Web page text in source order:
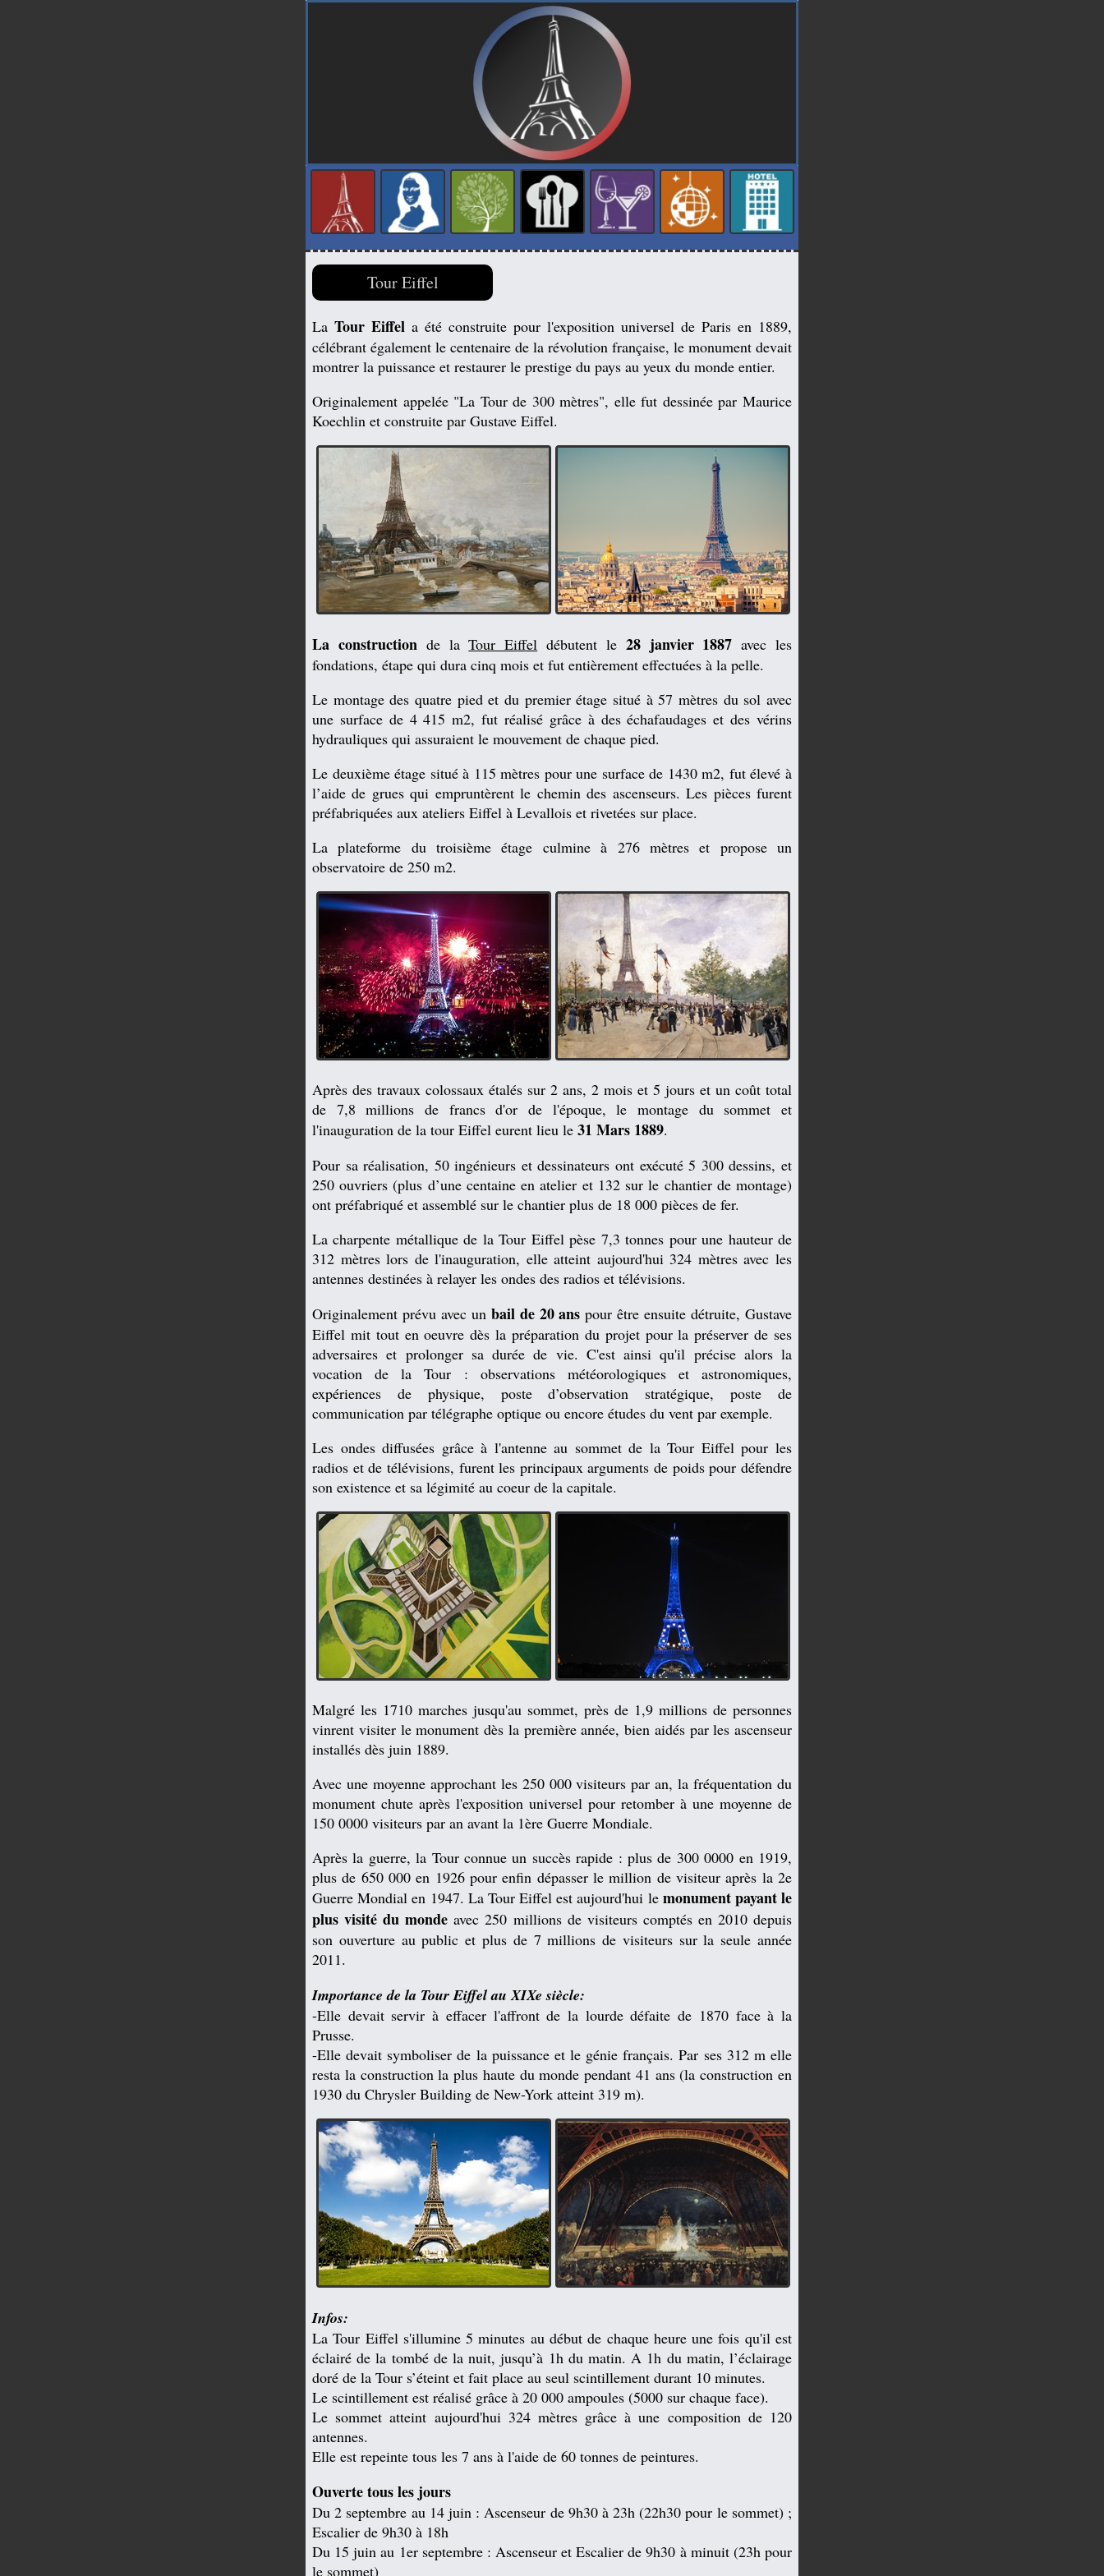
Tour Eiffel
La Tour Eiffel a été construite pour l'exposition universel de Paris en 1889,
célébrant également le centenaire de la révolution française, le monument devait
montrer la puissance et restaurer le prestige du pays au yeux du monde entier.
Originalement appelée "La Tour de 300 mètres", elle fut dessinée par Maurice
Koechlin et construite par Gustave Eiffel.
La constructionde laTour Eiffel débutent le 28 janvier 1887 avec les
fondations, étape qui dura cinq mois et fut entièrement effectuées à la pelle.
Le montage des quatre pied et du premier étage situé à 57 mètres du sol avec
une surface de 4 415 m2, fut réalisé grâce à des échafaudages et des vérins
hydrauliques qui assuraient le mouvement de chaque pied.
Le deuxième étage situé à 115 mètres pour une surface de 1430 m2, fut élevé à
l’aide de grues qui empruntèrent le chemin des ascenseurs. Les pièces furent
préfabriquées aux ateliers Eiffel à Levallois et rivetées sur place.
La plateforme du troisième étage culmine à 276 mètres et propose un
observatoire de 250 m2.
Après des travaux colossaux étalés sur 2 ans, 2 mois et 5 jours et un coût total
de 7,8 millions de francs d'or de l'époque, le montage du sommet et
l'inauguration de la tour Eiffel eurent lieu le 31 Mars 1889.
Pour sa réalisation, 50 ingénieurs et dessinateurs ont exécuté 5 300 dessins, et
250 ouvriers (plus d’une centaine en atelier et 132 sur le chantier de montage)
ont préfabriqué et assemblé sur le chantier plus de 18 000 pièces de fer.
La charpente métallique de la Tour Eiffel pèse 7,3 tonnes pour une hauteur de
312 mètres lors de l'inauguration, elle atteint aujourd'hui 324 mètres avec les
antennes destinées à relayer les ondes des radios et télévisions.
Originalement prévu avec un bail de 20 ans pour être ensuite détruite, Gustave
Eiffel mit tout en oeuvre dès la préparation du projet pour la préserver de ses
adversaires et prolonger sa durée de vie. C'est ainsi qu'il précise alors la
vocation de la Tour : observations météorologiques et astronomiques,
expériences de physique, poste d’observation stratégique, poste de
communication par télégraphe optique ou encore études du vent par exemple.
Les ondes diffusées grâce à l'antenne au sommet de la Tour Eiffel pour les
radios et de télévisions, furent les principaux arguments de poids pour défendre
son existence et sa légimité au coeur de la capitale.
Malgré les 1710 marches jusqu'au sommet, près de 1,9 millions de personnes
vinrent visiter le monument dès la première année, bien aidés par les ascenseur
installés dès juin 1889.
Avec une moyenne approchant les 250 000 visiteurs par an, la fréquentation du
monument chute après l'exposition universel pour retomber à une moyenne de
150 0000 visiteurs par an avant la 1ère Guerre Mondiale.
Après la guerre, la Tour connue un succès rapide : plus de 300 0000 en 1919,
plus de 650 000 en 1926 pour enfin dépasser le million de visiteur après la 2e
Guerre Mondial en 1947. La Tour Eiffel est aujourd'hui le monument payant le
plus visité du monde avec 250 millions de visiteurs comptés en 2010 depuis
son ouverture au public et plus de 7 millions de visiteurs sur la seule année
2011.
Importance de la Tour Eiffel au XIXe siècle:
-Elle devait servir à effacer l'affront de la lourde défaite de 1870 face à la
Prusse.
-Elle devait symboliser de la puissance et le génie français. Par ses 312 m elle
resta la construction la plus haute du monde pendant 41 ans (la construction en
1930 du Chrysler Building de New-York atteint 319 m).
Infos:
La Tour Eiffel s'illumine 5 minutes au début de chaque heure une fois qu'il est
éclairé de la tombé de la nuit, jusqu’à 1h du matin. A 1h du matin, l’éclairage
doré de la Tour s’éteint et fait place au seul scintillement durant 10 minutes.
Le scintillement est réalisé grâce à 20 000 ampoules (5000 sur chaque face).
Le sommet atteint aujourd'hui 324 mètres grâce à une composition de 120
antennes.
Elle est repeinte tous les 7 ans à l'aide de 60 tonnes de peintures.
Ouverte tous les jours
Du 2 septembre au 14 juin : Ascenseur de 9h30 à 23h (22h30 pour le sommet) ;
Escalier de 9h30 à 18h
Du 15 juin au 1er septembre : Ascenseur et Escalier de 9h30 à minuit (23h pour
le sommet)